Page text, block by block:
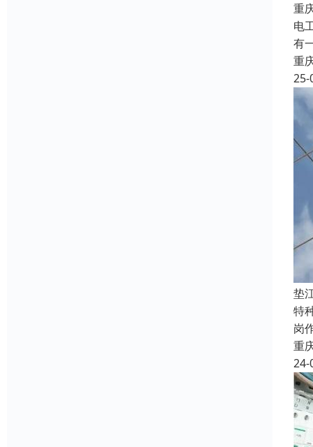
重
电
有
重
25-
垫
特
岗
重
24-